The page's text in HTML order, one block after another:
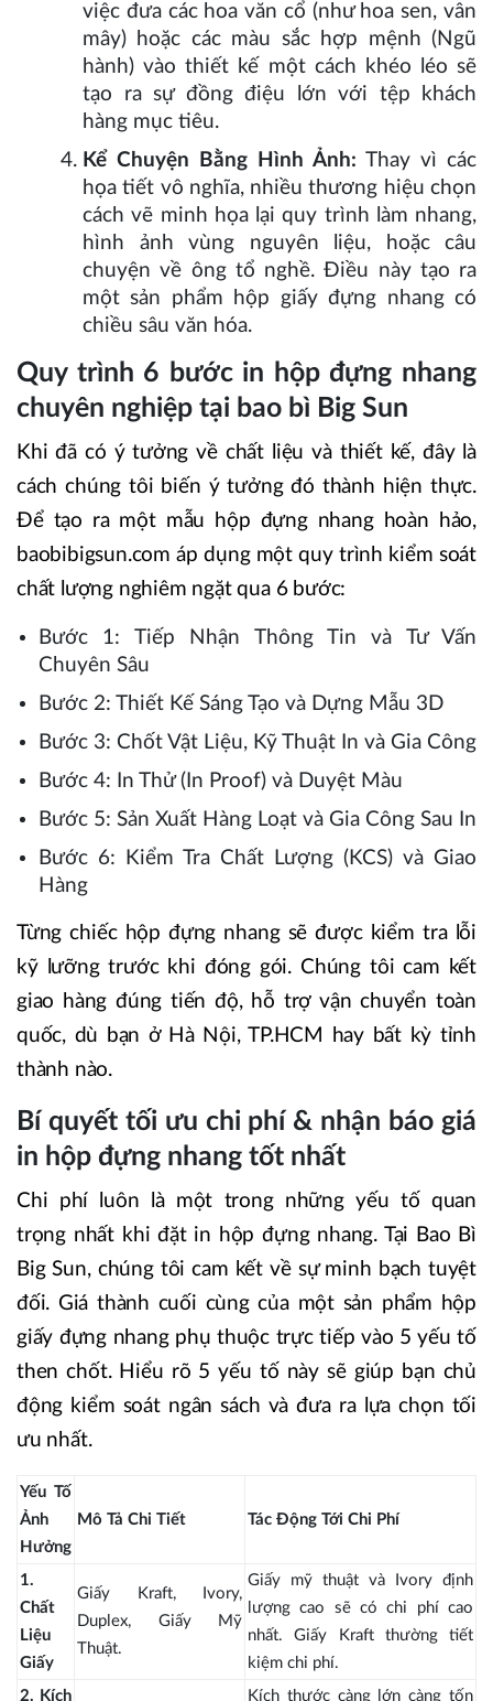
việc đưa các hoa văn cổ (như hoa sen, vân
mây) hoặc các màu sắc hợp mệnh (Ngũ
hành) vào thiết kế một cách khéo léo sẽ
tạo ra sự đồng điệu lớn với tệp khách
hàng mục tiêu.
Kể Chuyện Bằng Hình Ảnh: Thay vì các
họa tiết vô nghĩa, nhiều thương hiệu chọn
cách vẽ minh họa lại quy trình làm nhang,
hình ảnh vùng nguyên liệu, hoặc câu
chuyện về ông tổ nghề. Điều này tạo ra
một sản phẩm hộp giấy đựng nhang có
chiều sâu văn hóa.
Quy trình 6 bước in hộp đựng nhang
chuyên nghiệp tại bao bì Big Sun
Khi đã có ý tưởng về chất liệu và thiết kế, đây là
cách chúng tôi biến ý tưởng đó thành hiện thực.
Để tạo ra một mẫu hộp đựng nhang hoàn hảo,
baobibigsun.com áp dụng một quy trình kiểm soát
chất lượng nghiêm ngặt qua 6 bước:
Bước 1: Tiếp Nhận Thông Tin và Tư Vấn
Chuyên Sâu
Bước 2: Thiết Kế Sáng Tạo và Dựng Mẫu 3D
Bước 3: Chốt Vật Liệu, Kỹ Thuật In và Gia Công
Bước 4: In Thử (In Proof) và Duyệt Màu
Bước 5: Sản Xuất Hàng Loạt và Gia Công Sau In
Bước 6: Kiểm Tra Chất Lượng (KCS) và Giao
Hàng
Từng chiếc hộp đựng nhang sẽ được kiểm tra lỗi
kỹ lưỡng trước khi đóng gói. Chúng tôi cam kết
giao hàng đúng tiến độ, hỗ trợ vận chuyển toàn
quốc, dù bạn ở Hà Nội, TP.HCM hay bất kỳ tỉnh
thành nào.
Bí quyết tối ưu chi phí & nhận báo giá
in hộp đựng nhang tốt nhất
Chi phí luôn là một trong những yếu tố quan
trọng nhất khi đặt in hộp đựng nhang. Tại Bao Bì
Big Sun, chúng tôi cam kết về sự minh bạch tuyệt
đối. Giá thành cuối cùng của một sản phẩm hộp
giấy đựng nhang phụ thuộc trực tiếp vào 5 yếu tố
then chốt. Hiểu rõ 5 yếu tố này sẽ giúp bạn chủ
động kiểm soát ngân sách và đưa ra lựa chọn tối
ưu nhất.
Yếu Tố
Ảnh
Hưởng
Mô Tả Chi Tiết Tác Động Tới Chi Phí
1.
Chất
Liệu
Giấy
Giấy Kraft, Ivory,
Duplex, Giấy Mỹ
Thuật.
Giấy mỹ thuật và Ivory định
lượng cao sẽ có chi phí cao
nhất. Giấy Kraft thường tiết
kiệm chi phí.
2. Kích
Kích thước càng lớn càng tốn